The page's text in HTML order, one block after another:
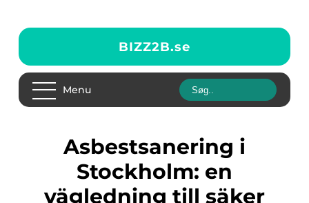
BIZZ2B.se
Menu
Asbestsanering i
Stockholm: en
vägledning till säker